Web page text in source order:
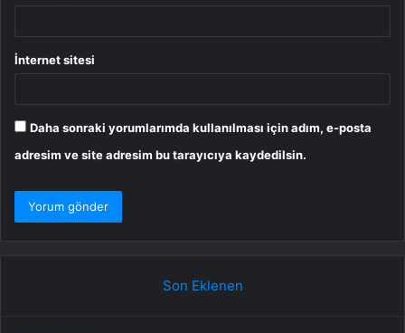
İnternet sitesi
Daha sonraki yorumlarımda kullanılması için adım, e-posta
adresim ve site adresim bu tarayıcıya kaydedilsin.
Son Eklenen